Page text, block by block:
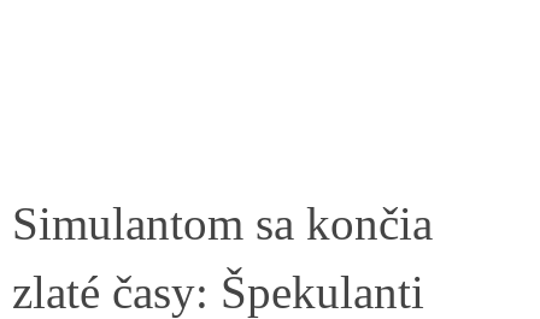
Simulantom sa končia
zlaté časy: Špekulanti